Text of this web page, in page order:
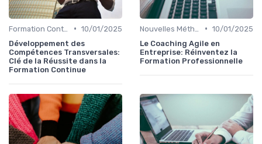
• 10/01/2025
Développement des
Compétences Transversales:
Clé de la Réussite dans la
Formation Continue
• 10/01/2025
Le Coaching Agile en
Entreprise: Réinventez la
Formation Professionnelle